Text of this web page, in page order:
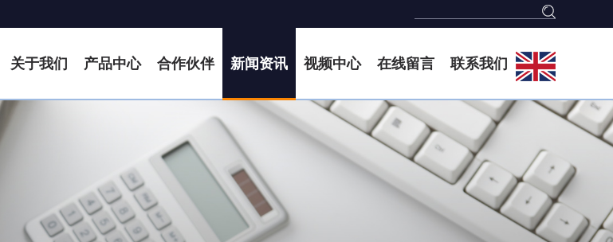
关于我们 产品中心 合作伙伴 新闻资讯 视频中心 在线留言 联系我们